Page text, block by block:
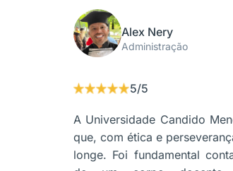
Alex Nery
Administração
5/5
A Universidade Candido
que, com ética e
longe. Foi fundamental